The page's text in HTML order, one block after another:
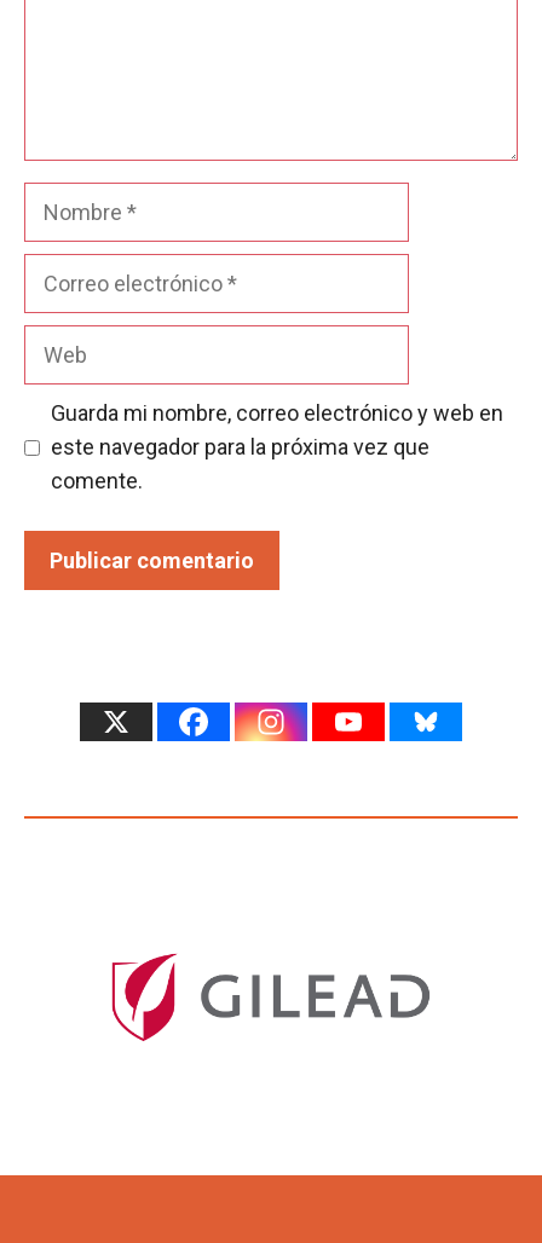
Nombre
Guarda mi nombre, correo electrónico y web en
este navegador para la próxima vez que
comente.